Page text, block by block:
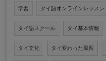
学習 タイ語オンラインレッスン
タイ語スクール タイ基本情報
タイ文化 タイ変わった風習